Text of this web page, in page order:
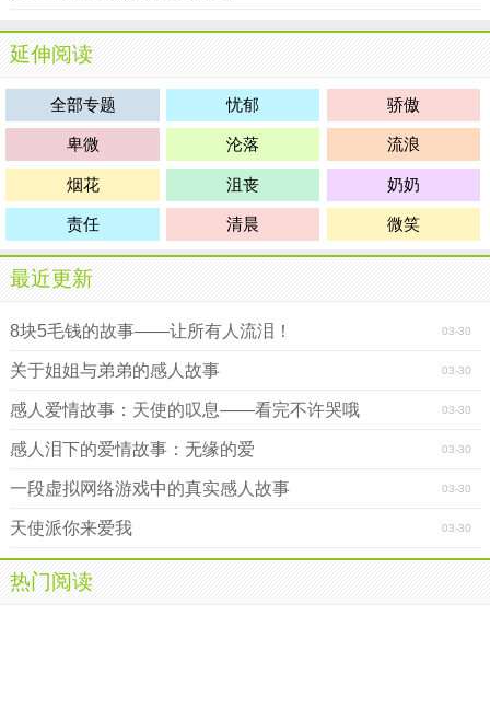
延伸阅读
全部专题 忧郁 骄傲
卑微 沦落 流浪
烟花 沮丧 奶奶
责任 清晨 微笑
最近更新
03-30
8块5毛钱的故事――让所有人流泪！
03-30
关于姐姐与弟弟的感人故事
03-30
感人爱情故事：天使的叹息――看完不许哭哦
03-30
感人泪下的爱情故事：无缘的爱
03-30
一段虚拟网络游戏中的真实感人故事
03-30
天使派你来爱我
热门阅读